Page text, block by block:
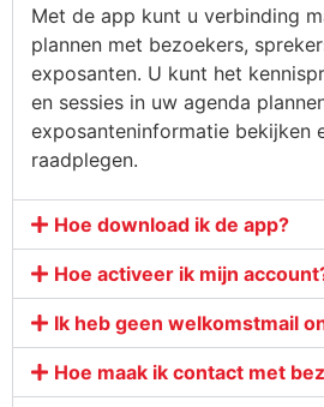
Met de app kunt u verbinding
plannen met bezoekers,
exposanten. U kunt het
en sessies in uw agenda
exposanteninformatie bekijken
raadplegen.
Hoe download ik de app?
Hoe activeer ik mijn
Ik heb geen welkomstmail
Hoe maak ik contact met